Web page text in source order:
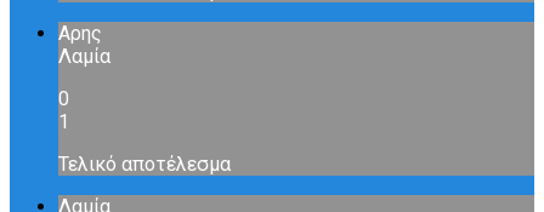
Αρης
Λαμία
0
1
Τελικό αποτέλεσμα
Λαμία